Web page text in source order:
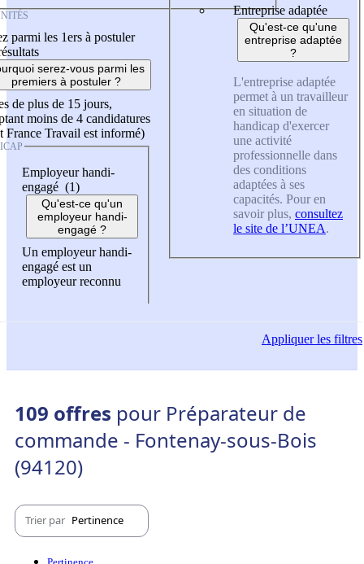
parmi les 1ers à postuler
serez-vous parmi les
premiers à postuler ?
de plus de 15 jours,
moins de 4 candidatures
France Travail est informé)
Employeur handi-
engagé (1)
Qu'est-ce qu'un
employeur handi-
engagé ?
Un employeur handi-
engagé est un
employeur reconnu
Entreprise adaptée
Qu'est-ce qu'une
entreprise adaptée
?
L'entreprise adaptée
permet à un travailleur
en situation de
handicap d'exercer
une activité
professionnelle dans
des conditions
adaptées à ses
capacités. Pour en
savoir plus, consultez
le site de l’UNEA.
Appliquerles filtres
109 offres pour Préparateur de
commande - Fontenay-sous-Bois
(94120)
Trier par Pertinence